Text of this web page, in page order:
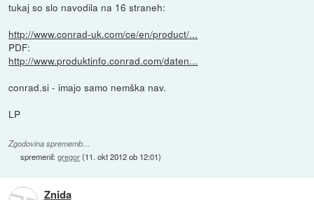
tukaj so slo navodila na 16 straneh:
http://www.conrad-uk.com/ce/en/product/...
PDF:
http://www.produktinfo.conrad.com/daten...
conrad.si - imajo samo nemška nav.
LP
Zgodovina sprememb…
spremenil:gregor(11. okt 2012 ob 12:01)
Znida